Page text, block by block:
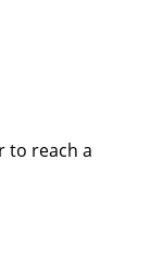
to reach a